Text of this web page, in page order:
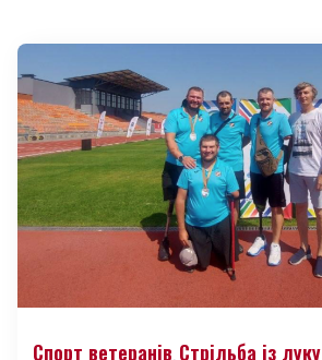
Спорт ветеранів Стрільба із луку